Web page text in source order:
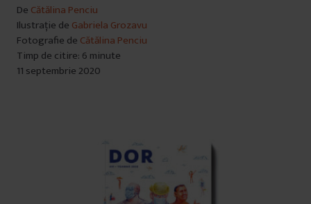
De Cătălina Penciu
Ilustrație de Gabriela Grozavu
Fotografie de Cătălina Penciu
Timp de citire: 6 minute
11 septembrie 2020